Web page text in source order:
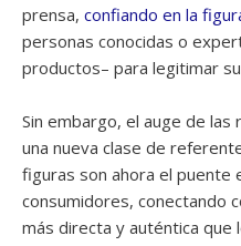
prensa, confiando en la
personas conocidas o
productos– para legitimar
Sin embargo, el auge de las
una nueva clase de
figuras son ahora el puente
consumidores, conectando
más directa y auténtica que